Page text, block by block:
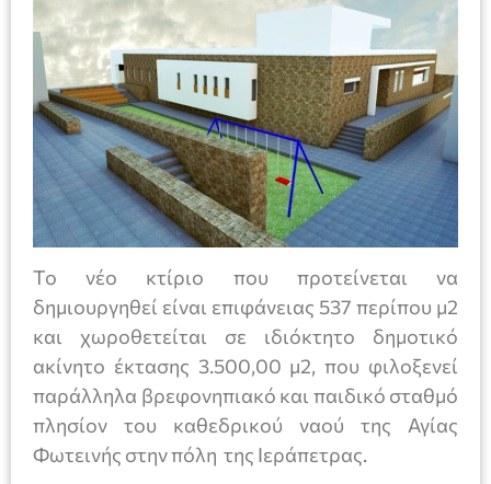
Το νέο κτίριο που προτείνεται να
δημιουργηθεί είναι επιφάνειας 537 περίπου μ2
και χωροθετείται σε ιδιόκτητο δημοτικό
ακίνητο έκτασης 3.500,00 μ2, που φιλοξενεί
παράλληλα βρεφονηπιακό και παιδικό σταθμό
πλησίον του καθεδρικού ναού της Αγίας
Φωτεινής στην πόλη της Ιεράπετρας.